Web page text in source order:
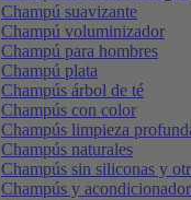
Champú suavizante
Champú voluminizador
Champú para hombres
Champú plata
Champús árbol de té
Champús con color
Champús limpieza
Champús naturales
Champús sin siliconas y
Champús y